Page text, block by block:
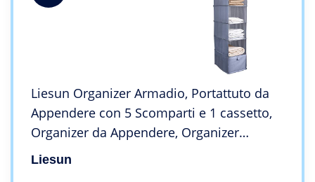
Liesun Organizer Armadio, Portattuto da
Appendere con 5 Scomparti e 1 cassetto,
Organizer da Appendere, Organizer
Armadio, portaborse da Armadio
Liesun